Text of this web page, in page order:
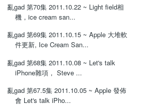
亂gad 第70集 2011.10.22 ~ Light field相
機，ice cream san...
亂gad 第69集 2011.10.15 ~ Apple 大堆軟
件更新, Ice Cream San...
亂gad 第68集 2011.10.08 ~ Let's talk
iPhone雜項， Steve ...
亂gad 第67.5集 2011.10.05 ~ Apple 發佈
會 Let's talk iPho...